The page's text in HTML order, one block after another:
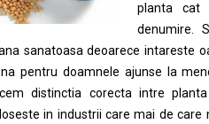
planta cat
denumire.
sanatoasa deoarece intareste
pentru doamnele ajunse la
distinctia corecta intre
in industrii care mai de care